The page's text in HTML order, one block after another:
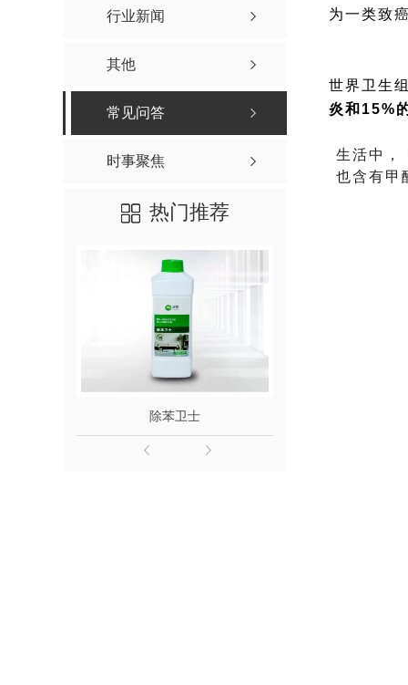
行业新闻
其他
常见问答
时事聚焦
热门推荐
除苯卫士
为一类致
世界卫生
炎和15%
生活中，
也含有甲